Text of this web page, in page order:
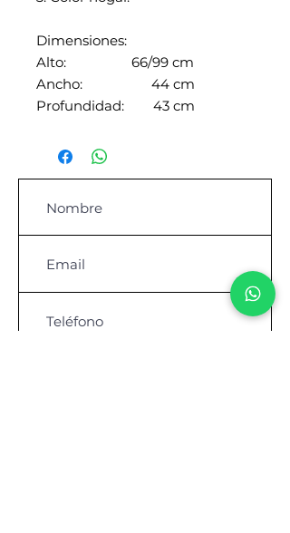
Dimensiones:
Alto: 66/99 cm
Ancho: 44 cm
Profundidad: 43 cm